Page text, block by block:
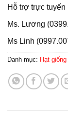
Hỗ trợ trực tuyến
Ms. Lương
Ms Linh
Danh mục: Hạt